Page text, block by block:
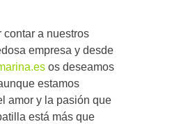
a nuestros
empresa y desde
os deseamos
estamos
amor y la pasión que
está más que